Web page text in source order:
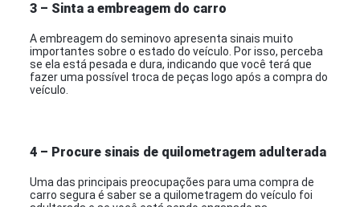
3 – Sinta a embreagem do carro
A embreagem do seminovo apresenta sinais muito
importantes sobre o estado do veículo. Por isso, perceba
se ela está pesada e dura, indicando que você terá que
fazer uma possível troca de peças logo após a compra do
veículo.
4 – Procure sinais de quilometragem adulterada
Uma das principais preocupações para uma compra de
carro segura é saber se a quilometragem do veículo foi